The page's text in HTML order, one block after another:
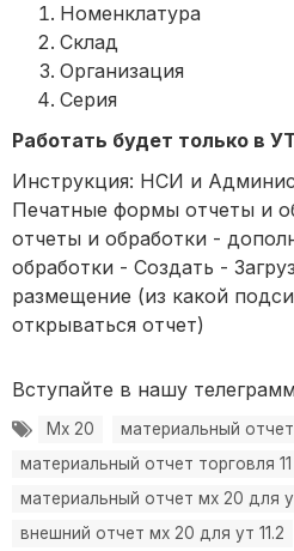
Номенклатура
Склад
Организация
Серия
Работать будет только в УТ
Инструкция: НСИ и
Печатные формы отчеты и
отчеты и обработки -
обработки - Создать -
размещение (из какой
открываться отчет)
Вступайте в нашу
Мх 20
материальный
материальный отчет торговля 11
материальный отчет мх 20 для
внешний отчет мх 20 для ут 11.2